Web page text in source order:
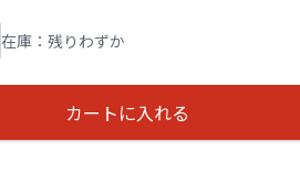
在庫：残りわずか
カートに入れる